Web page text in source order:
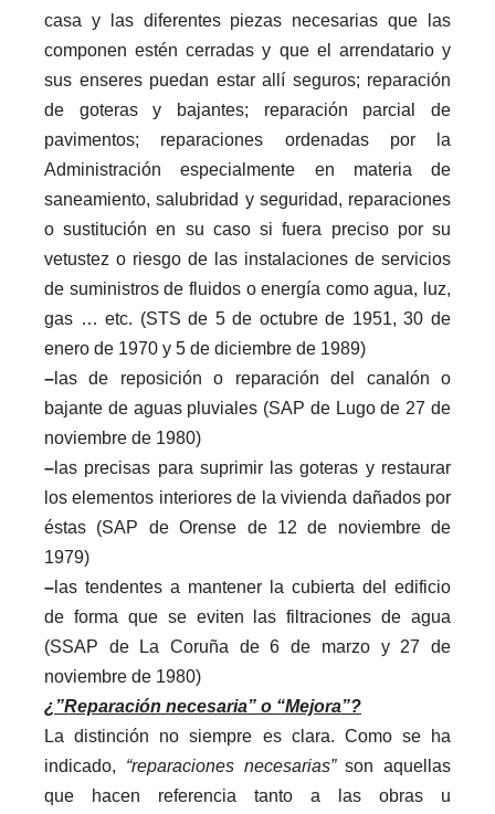
casa y las diferentes piezas necesarias que las
componen estén cerradas y que el arrendatario y
sus enseres puedan estar allí seguros; reparación
de goteras y bajantes; reparación parcial de
pavimentos; reparaciones ordenadas por la
Administración especialmente en materia de
saneamiento, salubridad y seguridad, reparaciones
o sustitución en su caso si fuera preciso por su
vetustez o riesgo de las instalaciones de servicios
de suministros de fluidos o energía como agua, luz,
gas … etc. (STS de 5 de octubre de 1951, 30 de
enero de 1970 y 5 de diciembre de 1989)
– las de reposición o reparación del canalón o
bajante de aguas pluviales (SAP de Lugo de 27 de
noviembre de 1980)
– las precisas para suprimir las goteras y restaurar
los elementos interiores de la vivienda dañados por
éstas (SAP de Orense de 12 de noviembre de
1979)
– las tendentes a mantener la cubierta del edificio
de forma que se eviten las filtraciones de agua
(SSAP de La Coruña de 6 de marzo y 27 de
noviembre de 1980)
¿”Reparación necesaria” o “Mejora”?
La distinción no siempre es clara. Como se ha
indicado, “reparaciones necesarias”son aquellas
que hacen referencia tanto a las obras u